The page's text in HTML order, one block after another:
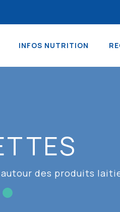
INFOS NUTRITION
des produits